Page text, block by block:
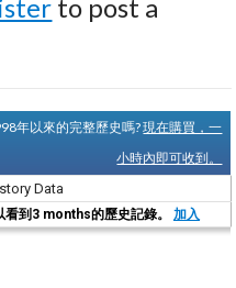
to post a
年以來的完整歷史嗎?現在購買，一
小時內即可收到。
Data
到3 months的歷史記錄。 加入